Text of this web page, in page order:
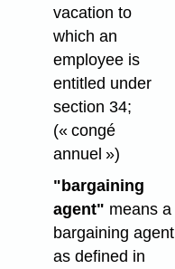
vacation to
which an
employee is
entitled under
section 34;
(« congé
annuel »)
"bargaining
agent" means a
bargaining agent
as defined in